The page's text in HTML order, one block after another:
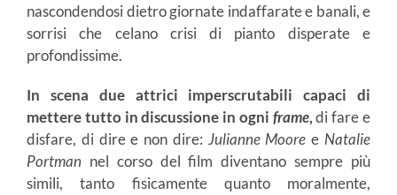
nascondendosi dietro giornate indaffarate e banali, e
sorrisi che celano crisi di pianto disperate e
profondissime.
In scena due attrici imperscrutabili capaci di
mettere tutto in discussione in ogni frame,di fare e
disfare, di dire e non dire: Julianne Moore e Natalie
Portman nel corso del film diventano sempre più
simili, tanto fisicamente quanto moralmente,